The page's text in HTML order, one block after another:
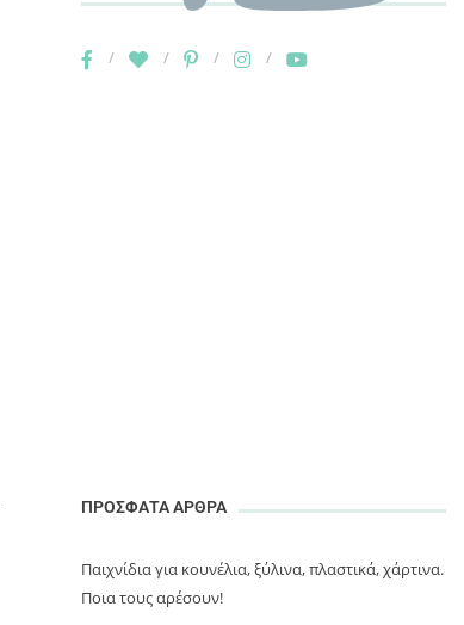
ΠΡΟΣΦΑΤΑ ΑΡΘΡΑ
Παιχνίδια για κουνέλια, ξύλινα, πλαστικά, χάρτινα.
Ποια τους αρέσουν!